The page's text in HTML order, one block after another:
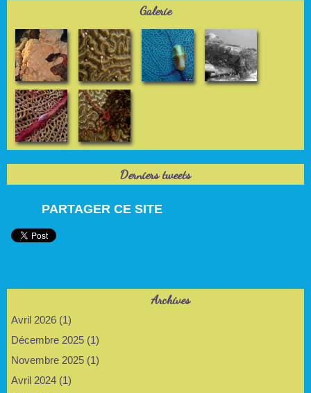
Galerie
Derniers tweets
PARTAGER CE SITE
Archives
Avril 2026 (1)
Décembre 2025 (1)
Novembre 2025 (1)
Avril 2024 (1)